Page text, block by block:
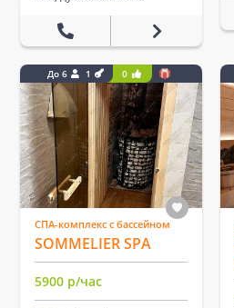
До 6 1 0
СПА-комплекс с бассейном
SOMMELIER SPA
5900 р/час